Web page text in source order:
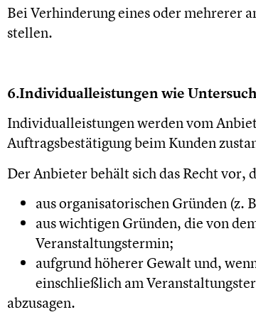
Bei Verhinderung eines oder mehrerer
stellen.
6.Individualleistungen wie
Individualleistungen werden vom
Auftragsbestätigung beim Kunden
Der Anbieter behält sich das Recht
aus organisatorischen Gründen
aus wichtigen Gründen, die von
Veranstaltungstermin;
aufgrund höherer Gewalt und,
einschließlich am
abzusagen.